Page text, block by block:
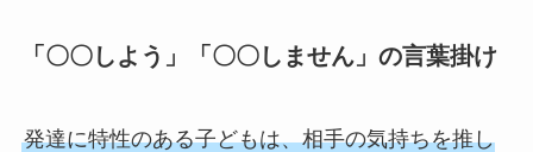
「〇〇しよう」「〇〇しません」の言葉掛け
発達に特性のある子どもは、相手の気持ちを推し